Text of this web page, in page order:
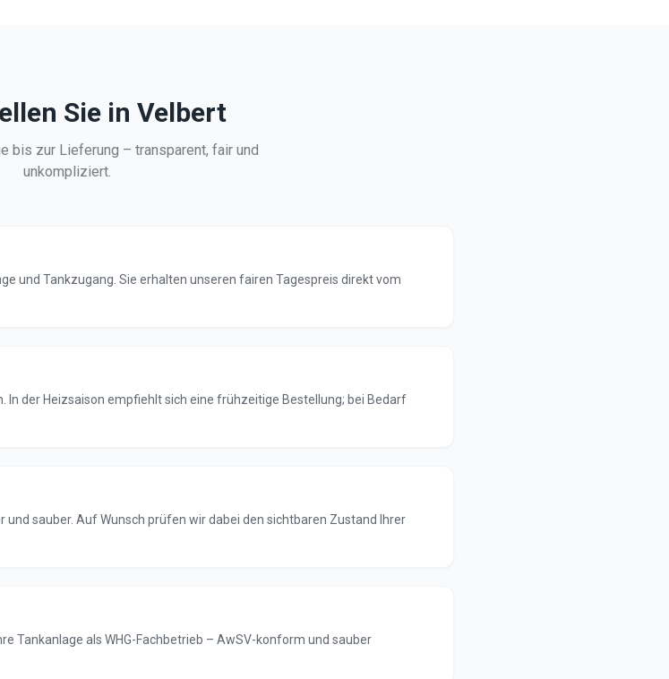
Sie in Velbert
bis zur Lieferung – transparent, fair und
unkompliziert.
und Tankzugang. Sie erhalten unseren fairen Tagespreis direkt vom
In der Heizsaison empfiehlt sich eine frühzeitige Bestellung; bei Bedarf
sauber. Auf Wunsch prüfen wir dabei den sichtbaren Zustand Ihrer
Tankanlage als WHG-Fachbetrieb – AwSV-konform und sauber